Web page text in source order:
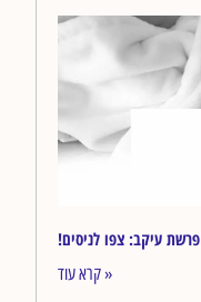
!פרשת עיקב: צפו לניסים
קרא עוד »